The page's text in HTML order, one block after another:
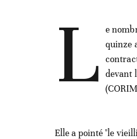
L
e
quinze
devant
Elle a pointé "le